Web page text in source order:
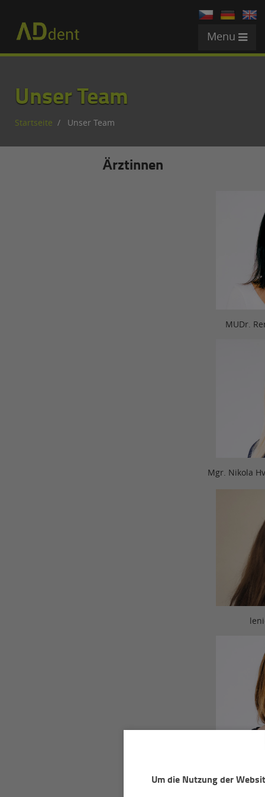
Menu
Unser Team
Startseite Unser Team
Ärztinnen
MUDr.
Mgr. Nikola
Um die Nutzung der